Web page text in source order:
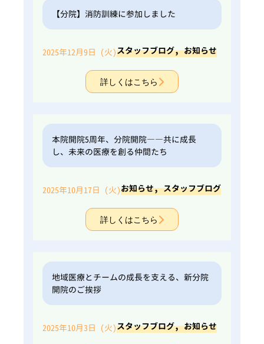
【分院】消防訓練に参加しました
2025年12月9日 (火)スタッフブログ,お知らせ
詳しくはこちら
本院開院5周年、分院開院――共に成長
し、未来の医療を創る仲間たち
2025年10月17日 (火)お知らせ,スタッフブログ
詳しくはこちら
地域医療とチームの成長を支える、新分院
開院のご挨拶
2025年10月3日 (火)スタッフブログ,お知らせ